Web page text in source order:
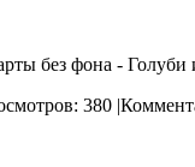
без фона - Голуби
380 |